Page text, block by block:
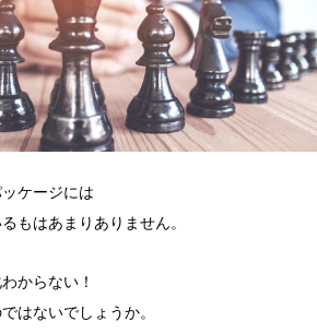
ケージには
もはあまりありません。
からない！
はないでしょうか。